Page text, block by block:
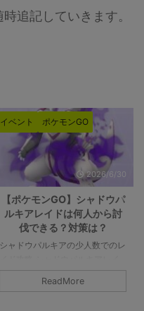
追記していきます。
イベント ポケモンGO
2026/6/26
【ポケモンGO】メガエアー
ムドレイドは何人から討伐
できる？対策は？
メガエアームドの少人数でのレイ
伐人数は8人以上です。シールド
を破るのが8人であって、参加者
ReadMore